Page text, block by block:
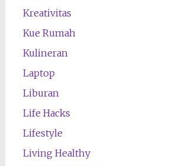
Kreativitas
Kue Rumah
Kulineran
Laptop
Liburan
Life Hacks
Lifestyle
Living Healthy